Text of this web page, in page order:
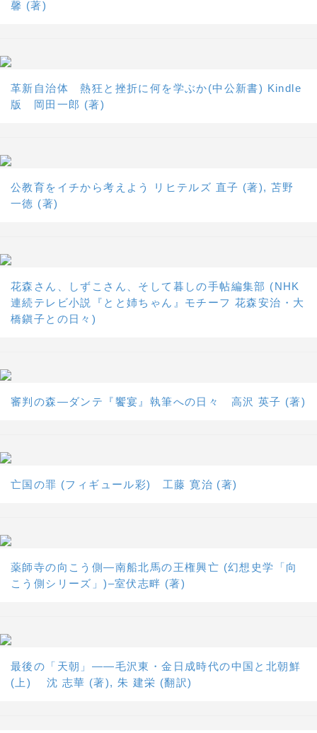
馨 (著)
革新自治体 熱狂と挫折に何を学ぶか(中公新書) Kindle
版 岡田一郎 (著)
公教育をイチから考えよう リヒテルズ 直子 (著), 苫野
一徳 (著)
花森さん、しずこさん、そして暮しの手帖編集部 (NHK
連続テレビ小説『とと姉ちゃん』モチーフ 花森安治・大
橋鎭子との日々)
審判の森―ダンテ『饗宴』執筆への日々 高沢 英子 (著)
亡国の罪 (フィギュール彩) 工藤 寛治 (著)
薬師寺の向こう側―南船北馬の王権興亡 (幻想史学「向
こう側シリーズ」)–室伏志畔 (著)
最後の「天朝」――毛沢東・金日成時代の中国と北朝鮮
(上) 沈 志華 (著), 朱 建栄 (翻訳)